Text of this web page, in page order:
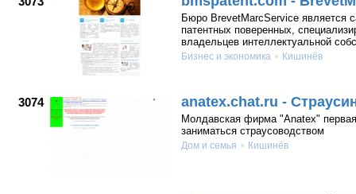
Бюро BrevetMarcService является
патентных поверенных,
владельцев интеллектуальной
Бизнес и экономика Кишинёв
3074 anatex.chat.ru -
Молдавская фирма "Anatex"
заниматься страусоводством
Дом и семья Кишинёв